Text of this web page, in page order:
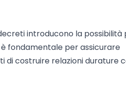
introducono la possibilità
fondamentale per assicurare
di costruire relazioni durature